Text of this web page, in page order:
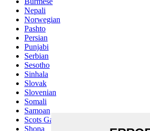
Nepali
Norwegian
Pashto
Persian
Punjabi
Serbian
Sesotho
Sinhala
Slovak
Slovenian
Somali
Samoan
Scots Gaelic
Shona